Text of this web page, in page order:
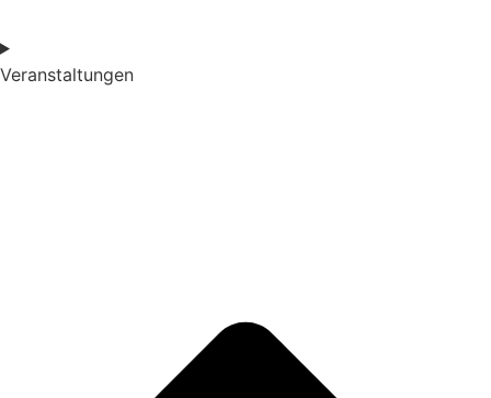
Veranstaltungen